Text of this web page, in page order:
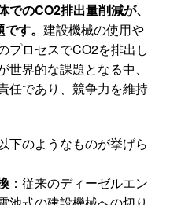
のCO2排出量削減が、
す。 建設機械の使用や
プロセスでCO2を排出し
界的な課題となる中、
任であり、競争力を維持
下のようなものが挙げら
：従来のディーゼルエン